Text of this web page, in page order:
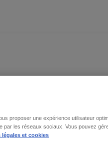
proposer une expérience utilisateur
par les réseaux sociaux. Vous pouvez
légales et cookies